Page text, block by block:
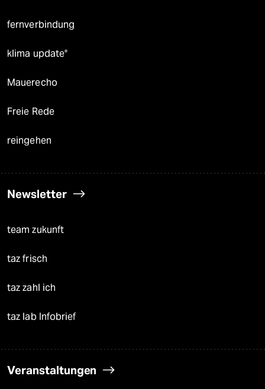
fernverbindung
klima update°
Mauerecho
Freie Rede
reingehen
Newsletter
team zukunft
taz frisch
taz zahl ich
taz lab Infobrief
Veranstaltungen